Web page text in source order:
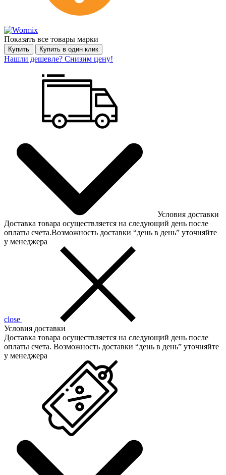
Показать все товары марки
Купить Купить в один клик
Нашли дешевле? Снизим цену!
Условия доставки
Доставка товара осуществляется на следующий день после
оплаты счета.Возможность доставки “день в день” уточняйте
у менеджера
close
Условия доставки
Доставка товара осуществляется на следующий день после
оплаты счета. Возможность доставки “день в день” уточняйте
у менеджера